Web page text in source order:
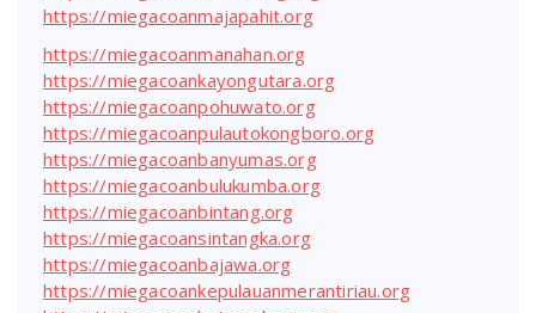
https://miegacoanmajapahit.org
https://miegacoanmanahan.org
https://miegacoankayongutara.org
https://miegacoanpohuwato.org
https://miegacoanpulautokongboro.org
https://miegacoanbanyumas.org
https://miegacoanbulukumba.org
https://miegacoanbintang.org
https://miegacoansintangka.org
https://miegacoanbajawa.org
https://miegacoankepulauanmerantiriau.org